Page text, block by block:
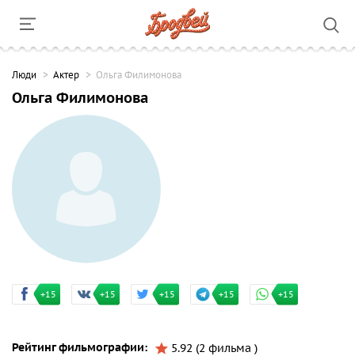
Люди Актер Ольга Филимонова
Ольга Филимонова
+15 +15 +15 +15 +15
Рейтинг фильмографии: 5.92 (2 фильма )